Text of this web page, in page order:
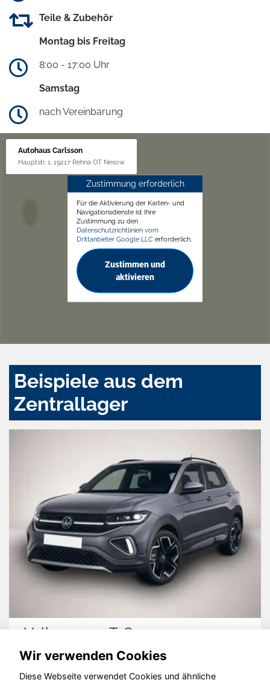
Teile & Zubehör
Montag bis Freitag
8:00 - 17:00 Uhr
Samstag
nach Vereinbarung
Autohaus Carlsson
Hauptstr. 1, 19217 Rehna OT Nesow
Zustimmung erforderlich
Für die Aktivierung der Karten- und
Navigationsdienste ist Ihre
Zustimmung zu den
Datenschutzrichtlinien vom
Drittanbieter Google LLC erforderlich.
Zustimmen und
aktivieren
Beispiele aus dem
Zentrallager
Volkswagen T-Cross
Wir verwenden Cookies
Diese Webseite verwendet Cookies und ähnliche